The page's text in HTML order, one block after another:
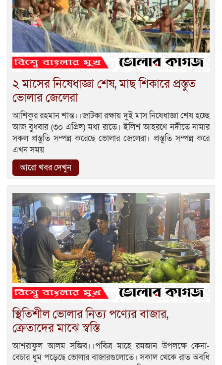
২ মাসের নিষেধাজ্ঞা শেষ, মাছ শিকারে প্রস্তুত
ভোলার জেলেরা
আশিকুর রহমান শান্ত।।জাটকা রক্ষায় দুই মাস নিষেধাজ্ঞা শেষ হচ্ছে
আজ বুধবার (৩০ এপ্রিল) মধ্য রাতে। ইলিশ আহরণে নদীতে নামার
সকল প্রস্তুতি সম্পন্ন করেছে ভোলার জেলেরা। প্রস্তুতি সম্পন্ন করে
এখন সময়
আরো খবর দেখুন
স্থিতিশীল ভোলার নিত্য পণ্যের বাজার,
ক্রেতাদের মাঝে স্বস্তি
আশরাফুল আলম সজিব।।পবিত্র মাহে রমজান উপলক্ষে কেনা-
বেচার ধুম পড়েছে ভোলার বাজারগুলোতে। সকাল থেকে রাত অবধি